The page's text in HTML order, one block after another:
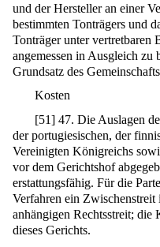
und der Hersteller an einer
bestimmten Tonträgers und
Tonträger unter vertretbaren
angemessen in Ausgleich zu
Grundsatz des
Kosten
[51] 47. Die Auslagen
der portugiesischen, der
Vereinigten Königreichs
vor dem Gerichtshof
erstattungsfähig. Für die
Verfahren ein
anhängigen Rechtsstreit; die
dieses Gerichts.